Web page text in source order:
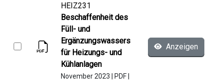
HEIZ231
Beschaffenheit des
Füll- und
Ergänzungswassers
für Heizungs- und
Kühlanlagen
November 2023 PDF
Anzeigen